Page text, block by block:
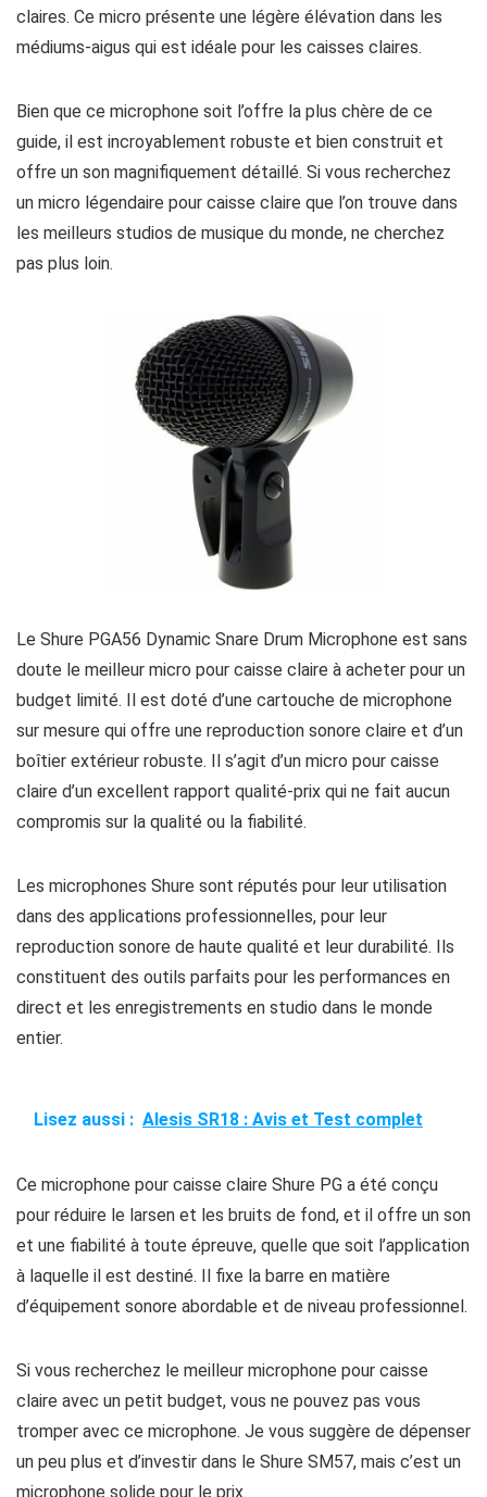
claires. Ce micro présente une légère élévation dans les
médiums-aigus qui est idéale pour les caisses claires.
Bien que ce microphone soit l’offre la plus chère de ce
guide, il est incroyablement robuste et bien construit et
offre un son magnifiquement détaillé. Si vous recherchez
un micro légendaire pour caisse claire que l’on trouve dans
les meilleurs studios de musique du monde, ne cherchez
pas plus loin.
Le Shure PGA56 Dynamic Snare Drum Microphone est sans
doute le meilleur micro pour caisse claire à acheter pour un
budget limité. Il est doté d’une cartouche de microphone
sur mesure qui offre une reproduction sonore claire et d’un
boîtier extérieur robuste. Il s’agit d’un micro pour caisse
claire d’un excellent rapport qualité-prix qui ne fait aucun
compromis sur la qualité ou la fiabilité.
Les microphones Shure sont réputés pour leur utilisation
dans des applications professionnelles, pour leur
reproduction sonore de haute qualité et leur durabilité. Ils
constituent des outils parfaits pour les performances en
direct et les enregistrements en studio dans le monde
entier.
Lisez aussi : Alesis SR18 : Avis et Test complet
Ce microphone pour caisse claire Shure PG a été conçu
pour réduire le larsen et les bruits de fond, et il offre un son
et une fiabilité à toute épreuve, quelle que soit l’application
à laquelle il est destiné. Il fixe la barre en matière
d’équipement sonore abordable et de niveau professionnel.
Si vous recherchez le meilleur microphone pour caisse
claire avec un petit budget, vous ne pouvez pas vous
tromper avec ce microphone. Je vous suggère de dépenser
un peu plus et d’investir dans le Shure SM57, mais c’est un
microphone solide pour le prix.